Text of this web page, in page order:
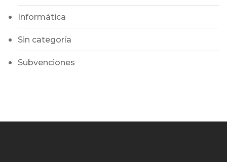
Informática
Sin categoría
Subvenciones